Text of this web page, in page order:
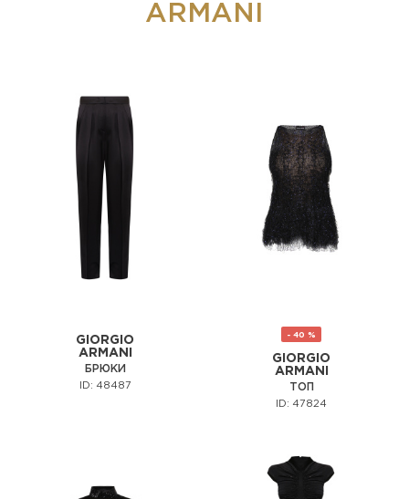
ARMANI
GIORGIO
ARMANI
БРЮКИ
ID: 48487
- 40 %
GIORGIO
ARMANI
ТОП
ID: 47824